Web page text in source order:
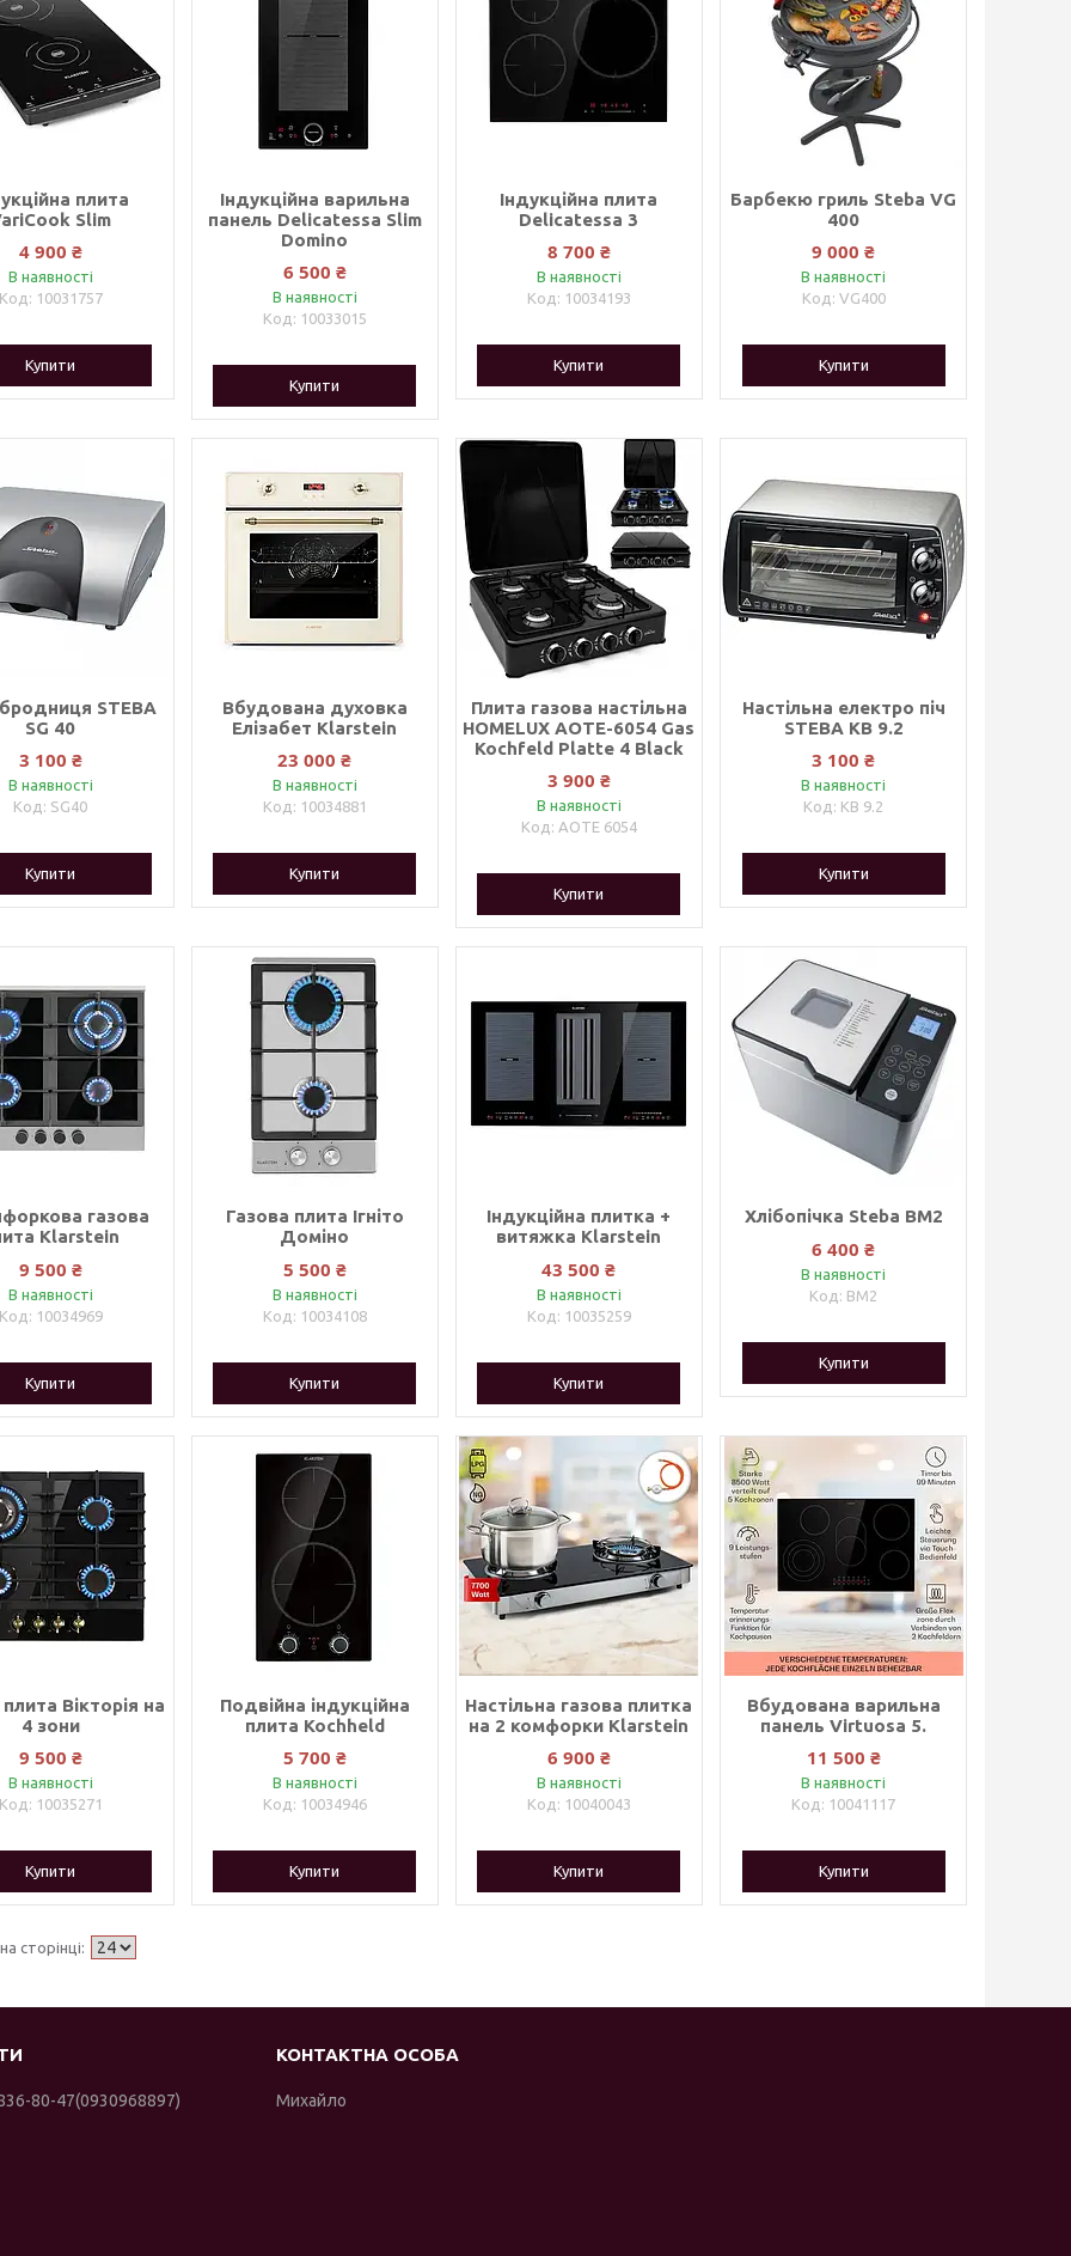
плита
Slim
4 900 ₴
В наявності
10031757
Купити
Індукційна варильна
панель Delicatessa Slim
Domino
6 500 ₴
В наявності
10033015
Купити
Індукційна плита
Delicatessa 3
8 700 ₴
В наявності
10034193
Купити
Барбекю гриль Steba VG
400
9 000 ₴
В наявності
VG400
Купити
STEBA
SG 40
3 100 ₴
В наявності
SG40
Купити
Вбудована духовка
Елізабет Klarstein
23 000 ₴
В наявності
10034881
Купити
Плита газова настільна
HOMELUX AOTE-6054 Gas
Kochfeld Platte 4 Black
3 900 ₴
В наявності
AOTE 6054
Купити
Настільна електро піч
STEBA KB 9.2
3 100 ₴
В наявності
KB 9.2
Купити
газова
Klarstein
9 500 ₴
В наявності
10034969
Купити
Газова плита Ігніто
Доміно
5 500 ₴
В наявності
10034108
Купити
Індукційна плитка +
витяжка Klarstein
43 500 ₴
В наявності
10035259
Купити
Хлібопічка Steba BM2
6 400 ₴
В наявності
BM2
Купити
Вікторія на
4 зони
9 500 ₴
В наявності
10035271
Купити
Подвійна індукційна
плита Kochheld
5 700 ₴
В наявності
10034946
Купити
Настільна газова плитка
на 2 комфорки Klarstein
6 900 ₴
В наявності
10040043
Купити
Вбудована варильна
панель Virtuosa 5.
11 500 ₴
В наявності
10041117
Купити
80-47 0930968897 Михайло